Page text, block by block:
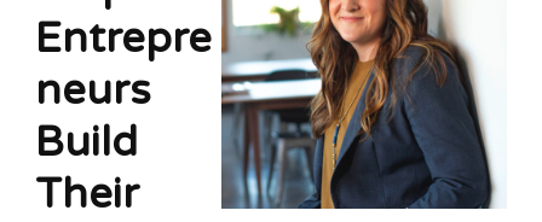
Entrepre
neurs
Build
Their